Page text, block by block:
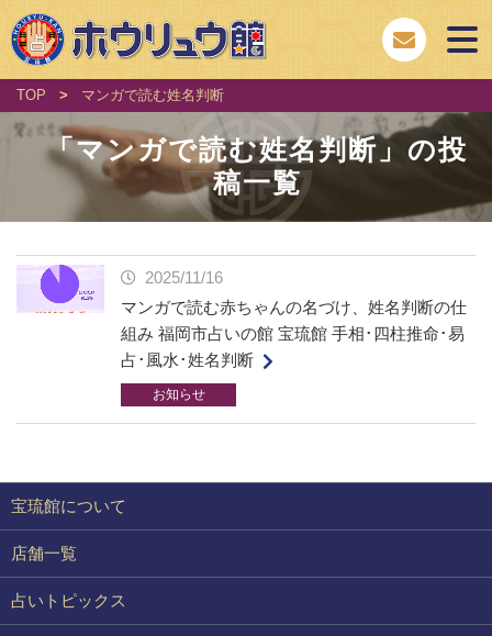
TOP > マンガで読む姓名判断
「マンガで読む姓名判断 」の投
稿一覧
2025/11/16
マンガで読む赤ちゃんの名づけ、姓名判断の仕
組み 福岡市占いの館 宝琉館 手相･四柱推命･易
占･風水･姓名判断
お知らせ
宝琉館について
店舗一覧
占いトピックス